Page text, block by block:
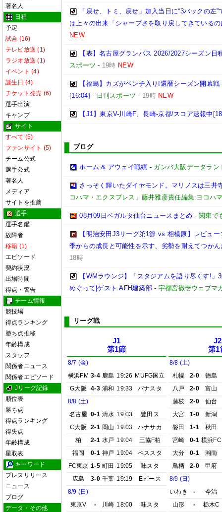
著名人
日程
予定
試合 (16)
テレビ放送 (1)
ラジオ放送 (1)
イベント (4)
誕生日 (4)
チケット発売 (6)
選手出演
キャンプ
サイト
すべて (5)
ファンサイト (5)
チーム公式
選手公式
著名人
メディア
サイトを推薦
選手
選手名鑑
故障者
移籍 (1)
エピソード
契約状況
出場時間
得点・警告
チーム情報
競技場
得点ランキング
勝ち点推移
年齢構成
スタッフ
関係者ニュース
関係者エピソード
Jリーグ記録
順位表
勝ち点
得点ランキング
得失点
年齢構成
星取表
キーワード
プレスリリース
ニュース
ブログ
データ・その他
「戻せ、トミ、戻せ」加入当日に“3バックの
は上々の出来「シャープさを取り戻してきている
NEW
【表】名古屋グランパス 2026/2027シーズン
スポーツ - 19時 NEW
【福島】カズがベンチ入り!還暦シーズン開幕
[16:04] - 日刊スポーツ - 19時 NEW
【J1】東京V-川崎F、長崎-京都/スコア速報中
ブログ
ホーム & アウェイ戦績 - ガンバ大阪データラ
さっそく輝いたダイヤモンド。マリノスは三井
コハマ・エクスプレス」藤井雅彦責任編集:ヨコハ
08月09日ベガルタ仙台ニュースまとめ - 関東で
【明治安田J3リーグ第1節 vs 相模原】レビュ
季からの成長と可能性を示す、劣勢を耐えてつか
18時
【WMラウンジ】「スタジアムを語り尽くす!
めぐって|ゲスト:AFH建築部 - 宇都宮徹壱ウェブマ
リーグ戦
J1
第1節
8/7 (金)
横浜FM 3-4 鹿島 19:26 MUFG国立
G大阪
4-3 浦和 19:33
パナスタ
8/8 (土)
名古屋 0-1 清水 19:03
豊田ス
C大阪
2-1 岡山 19:03
ハナサカ
柏
2-1 水戸 19:04
三協F柏
福岡
0-1 神戸 19:04
ベススタ
FC東京 1-5 町田 19:05
味スタ
広島
3-0 千葉 19:19
Eピース
8/9 (日)
東京V
- 川崎 18:00
味スタ
J2
第1
8/8 (土)
札幌
2-0
徳島
八戸
2-0
富山
藤枝
2-0
仙台
大宮
1-0
新潟
磐田
1-1
秋田
宮崎
0-1 横浜FC
大分
0-1
湘南
鳥栖
2-0
甲府
8/9 (日)
いわき
-
今治
山形
- 栃木C